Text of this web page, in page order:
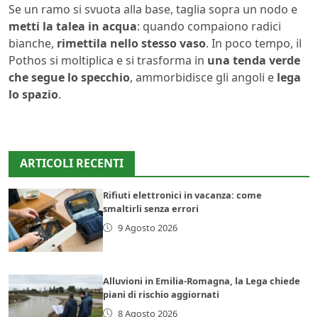
Se un ramo si svuota alla base, taglia sopra un nodo e
metti la talea in acqua: quando compaiono radici
bianche, rimettila nello stesso vaso. In poco tempo, il
Pothos si moltiplica e si trasforma in una tenda verde
che segue lo specchio, ammorbidisce gli angoli e lega
lo spazio.
ARTICOLI RECENTI
Rifiuti elettronici in vacanza: come
smaltirli senza errori
9 Agosto 2026
Alluvioni in Emilia-Romagna, la Lega chiede
piani di rischio aggiornati
8 Agosto 2026